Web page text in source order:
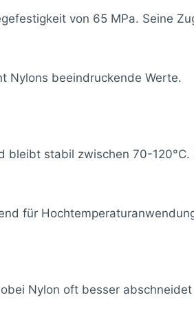
von 65 MPa. Seine
Nylons beeindruckende Werte.
stabil zwischen 70-
für
Nylon oft besser